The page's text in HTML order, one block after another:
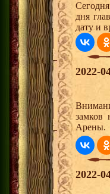
дня
дату и
2022-
замков
Арены.
2022-